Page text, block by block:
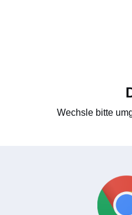
Wechsle bitte